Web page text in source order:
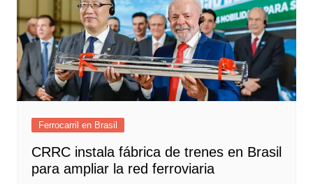
Ferrocarril en Brasil
CRRC instala fábrica de trenes en Brasil
para ampliar la red ferroviaria